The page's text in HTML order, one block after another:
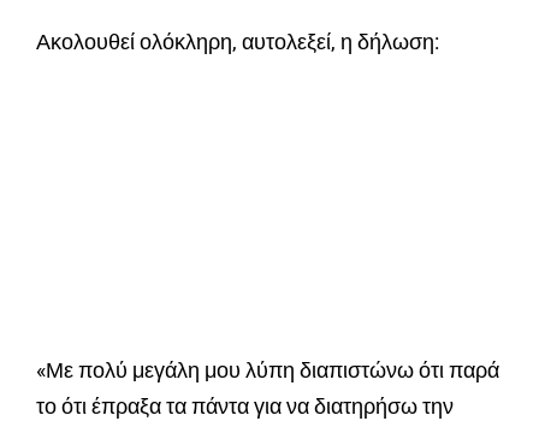
Ακολουθεί ολόκληρη, αυτολεξεί, η δήλωση:
«Με πολύ μεγάλη μου λύπη διαπιστώνω ότι παρά
το ότι έπραξα τα πάντα για να διατηρήσω την